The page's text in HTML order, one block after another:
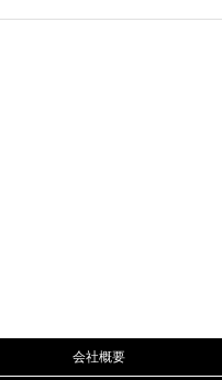
会社概要